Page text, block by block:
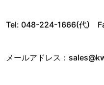
Tel: 048-224-1666(代)
メールアドレス：